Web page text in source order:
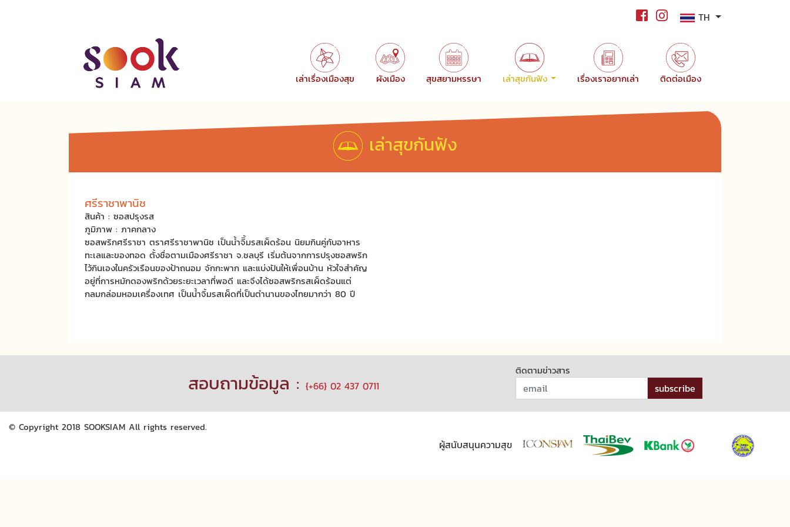
TH
เล่าเรื่องเมืองสุข ผังเมือง สุขสยามหรรษา เล่าสุขกันฟัง เรื่องเราอยากเล่า ติดต่อเมือง
เล่าสุขกันฟัง
ศรีราชาพานิช
สินค้า : ซอสปรุงรส
ภูมิภาพ : ภาคกลาง
ซอสพริกศรีราชา ตราศรีราชาพานิช เป็นน้ำจิิ้มรสเผ็ดร้อน นิยมกินคู่กับอาหาร
ทะเลและของทอด ตั้งชื่อตามเมืองศรีราชา จ.ชลบุรี เริ่มต้นจากการปรุงซอสพริก
ไว้กินเองในครัวเรือนของป้าถนอม จักกะพาก และแบ่งปันให้เพื่อนบ้าน หัวใจสำคัญ
อยู่ที่การหมักดองพริกด้วยระยะเวลาที่พอดี และจึงได้ซอสพริกรสเผ็ดร้อนแต่
กลมกล่อมหอมเครื่องเทศ เป็นน้ำจิ้มรสเผ็ดที่เป็นตำนานของไทยมากว่า 80 ปี
สอบถามข้อมูล : {+66} 02 437 0711
ติดตามข่าวสาร
subscribe
© Copyright 2018 SOOKSIAM All rights reserved.
ผู้สนับสนุนความสุข